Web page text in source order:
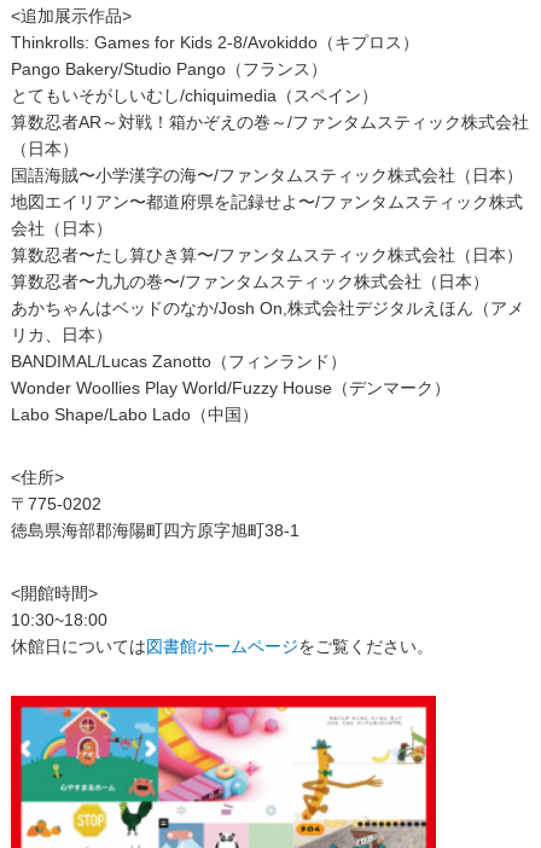
<追加展示作品>
Thinkrolls: Games for Kids 2-8/Avokiddo（キプロス）
Pango Bakery/Studio Pango（フランス）
とてもいそがしいむし/chiquimedia（スペイン）
算数忍者AR～対戦！箱かぞえの巻～/ファンタムスティック株式会社
（日本）
国語海賊〜小学漢字の海〜/ファンタムスティック株式会社（日本）
地図エイリアン〜都道府県を記録せよ〜/ファンタムスティック株式
会社（日本）
算数忍者〜たし算ひき算〜/ファンタムスティック株式会社（日本）
算数忍者〜九九の巻〜/ファンタムスティック株式会社（日本）
あかちゃんはベッドのなか/Josh On,株式会社デジタルえほん（アメ
リカ、日本）
BANDIMAL/Lucas Zanotto（フィンランド）
Wonder Woollies Play World/Fuzzy House（デンマーク）
Labo Shape/Labo Lado（中国）
<住所>
〒775-0202
徳島県海部郡海陽町四方原字旭町38-1
<開館時間>
10:30~18:00
休館日については図書館ホームページをご覧ください。